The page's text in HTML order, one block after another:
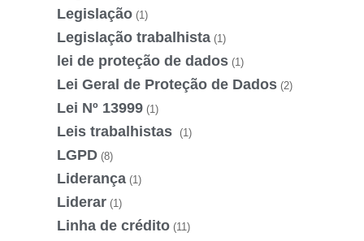
Legislação (1)
Legislação trabalhista (1)
lei de proteção de dados (1)
Lei Geral de Proteção de Dados (2)
Lei Nº 13999 (1)
Leis trabalhistas (1)
LGPD (8)
Liderança (1)
Liderar (1)
Linha de crédito (11)